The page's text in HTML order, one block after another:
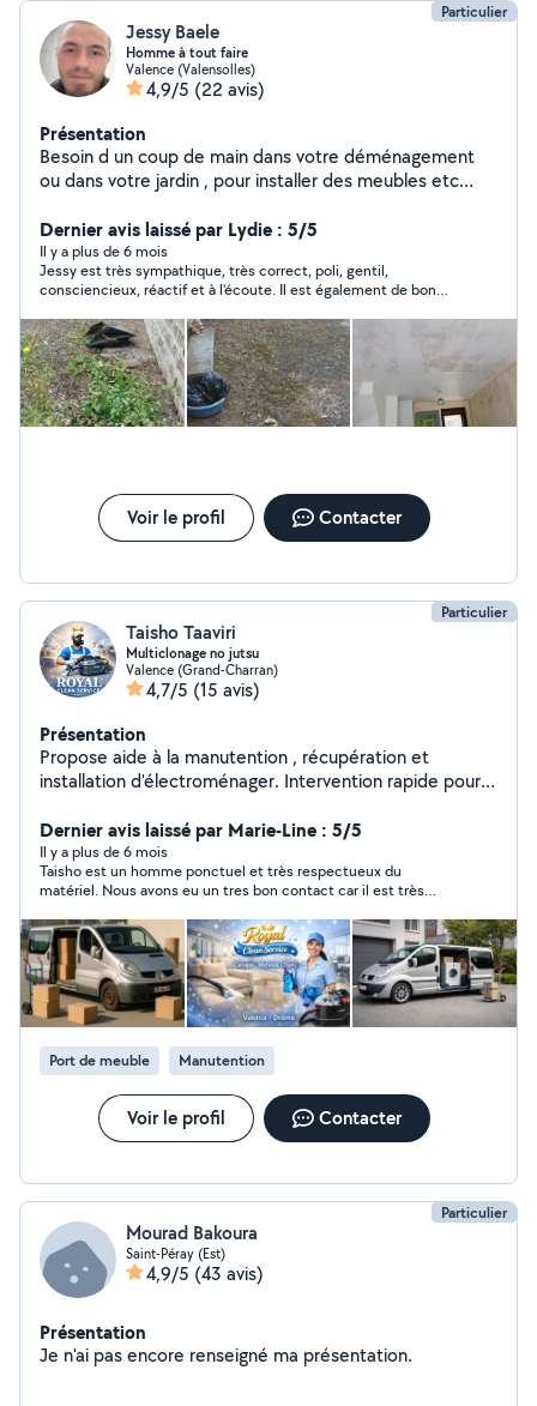
Particulier
Jessy Baele
Homme à tout faire
Valence (Valensolles)
4,9/5 (22 avis)
Présentation
Besoin d un coup de main dans votre déménagement
ou dans votre jardin , pour installer des meubles etc
premium
Dernier avis laissé par Lydie : 5/5
Il y a plus de 6 mois
Jessy est très sympathique, très correct, poli, gentil,
consciencieux, réactif et à l'écoute. Il est également de bon
faire la même évaluation de cette dernière. Ils arrivent et se
mettent directement au travail. Je n'hésiterai pas une seconde
à faire à nouveau appel à lui.
Voir le profil Contacter
Particulier
Taisho Taaviri
Multiclonage no jutsu
Valence (Grand-Charran)
4,7/5 (15 avis)
Présentation
Propose aide à la manutention , récupération et
installation d'électroménager. Intervention rapide pour
trajets **************** Nettoyage de canapés, matelas...
Dernier avis laissé par Marie-Line : 5/5
Il y a plus de 6 mois
Taisho est un homme ponctuel et très respectueux du
matériel. Nous avons eu un tres bon contact car il est très
Port de meuble Manutention
Voir le profil Contacter
Particulier
Mourad Bakoura
Saint-Péray (Est)
4,9/5 (43 avis)
Présentation
Je n'ai pas encore renseigné ma présentation.